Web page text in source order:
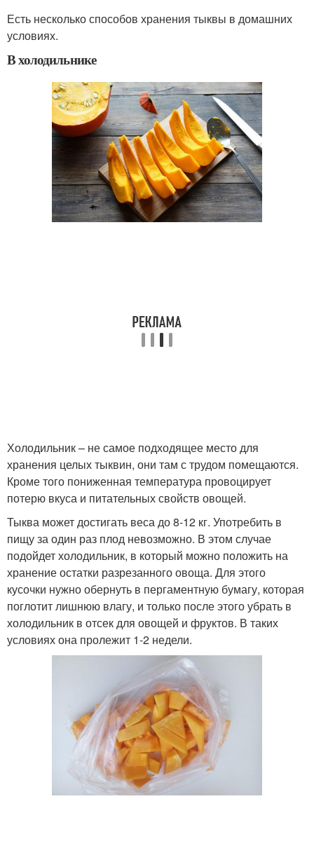
Есть несколько способов хранения тыквы в домашних
условиях.
В холодильнике
Холодильник – не самое подходящее место для
хранения целых тыквин, они там с трудом помещаются.
Кроме того пониженная температура провоцирует
потерю вкуса и питательных свойств овощей.
Тыква может достигать веса до 8-12 кг. Употребить в
пищу за один раз плод невозможно. В этом случае
подойдет холодильник, в который можно положить на
хранение остатки разрезанного овоща. Для этого
кусочки нужно обернуть в пергаментную бумагу, которая
поглотит лишнюю влагу, и только после этого убрать в
холодильник в отсек для овощей и фруктов. В таких
условиях она пролежит 1-2 недели.